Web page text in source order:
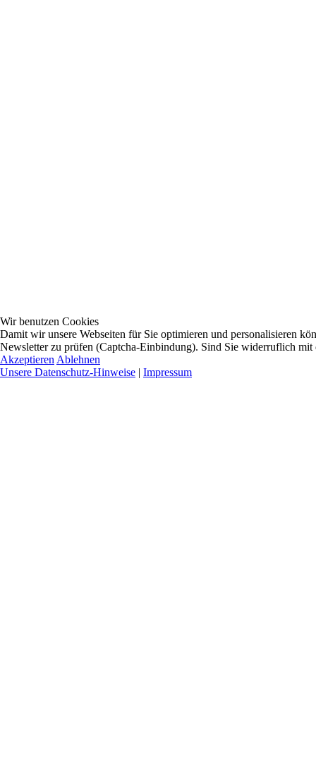
Wir benutzen Cookies
Damit wir unsere Webseiten für Sie optimieren und personalisieren
Newsletter zu prüfen (Captcha-Einbindung). Sind Sie widerruflich mit
Akzeptieren Ablehnen
Unsere Datenschutz-Hinweise | Impressum